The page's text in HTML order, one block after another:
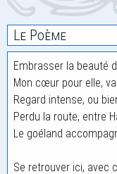
Le Poème
Embrasser la beauté
Mon cœur pour elle,
Regard intense, ou
Perdu la route, entre
Le goéland
Se retrouver ici, avec